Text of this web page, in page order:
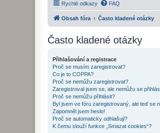
Rychlé odkazy FAQ
Obsah fóra Často kladené otázky
Často kladené otázky
Přihlašování a registrace
Proč se musím zaregistrovat?
Co je to COPPA?
Proč se nemůžu zaregistrovat?
Zaregistroval jsem se, ale nemůžu se
Proč se nemůžu přihlásit?
Byl jsem ve fóru zaregistrovaný, ale teď se
Zapomněl jsem heslo!
Proč se automaticky odhlašuji?
K čemu slouží funkce „Smazat cookies“?